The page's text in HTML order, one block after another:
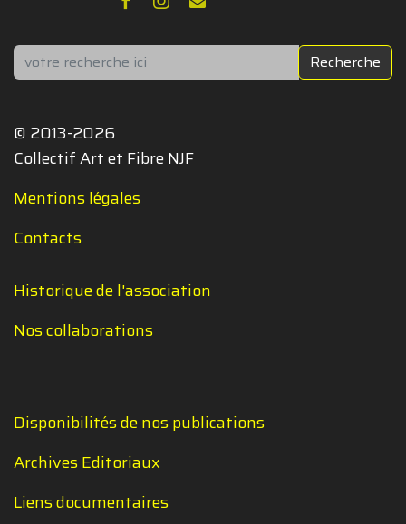
Rechercher Recherche
© 2013-2026
Collectif Art et Fibre NJF
Mentions légales
Contacts
Historique de l'association
Nos collaborations
Disponibilités de nos publications
Archives Editoriaux
Liens documentaires